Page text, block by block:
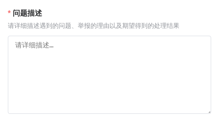
问题描述
请详细描述遇到的问题、举报的理由以及期望得到的处理结果